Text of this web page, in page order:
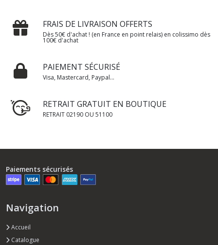
FRAIS DE LIVRAISON OFFERTS
Dès 50€ d'achat ! (en France en point relais) en colissimo dès
100€ d'achat
PAIEMENT SÉCURISÉ
Visa, Mastercard, Paypal...
RETRAIT GRATUIT EN BOUTIQUE
RETRAIT 02190 OU 51100
Paiements sécurisés
Navigation
Accueil
Catalogue